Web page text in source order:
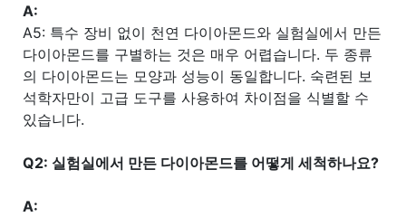
A:
A5: 특수 장비 없이 천연 다이아몬드와 실험실에서 만든
다이아몬드를 구별하는 것은 매우 어렵습니다. 두 종류
의 다이아몬드는 모양과 성능이 동일합니다. 숙련된 보
석학자만이 고급 도구를 사용하여 차이점을 식별할 수
있습니다.
Q2: 실험실에서 만든 다이아몬드를 어떻게 세척하나요?
A: